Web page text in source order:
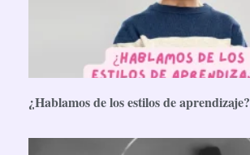
¿Hablamos de los estilos de aprendizaje?